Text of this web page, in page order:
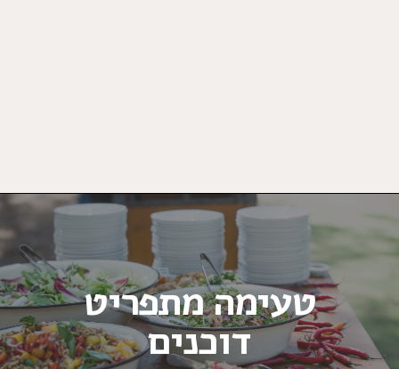
טעימה מתפריט
דוכנים